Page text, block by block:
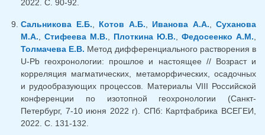
2022. С. 90-92.
Сальникова Е.Б. Котов А.Б. Иванова А.А.
Суханова
М.А.
Стифеева М.В. Плоткина Ю.В. Федосеенко А.М.
Толмачева Е.В. Метод дифференциального растворения в
U-Pb геохронологии: прошлое и настоящее // Возраст и
корреляция магматических, метаморфических, осадочных
и рудообразующих процессов. Материалы VIII Российской
конференции по изотопной геохронологии (Санкт-
Петербург, 7-10 июня 2022 г). СПб: Картфабрика ВСЕГЕИ,
2022. С. 131-132.